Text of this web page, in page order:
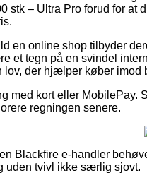
stk – Ultra Pro forud for
en online shop tilbyder
et tegn på en svindel
lov, der hjælper køber imod
med kort eller MobilePay.
regningen senere.
Blackfire e-handler
uden tvivl ikke særlig sjovt.